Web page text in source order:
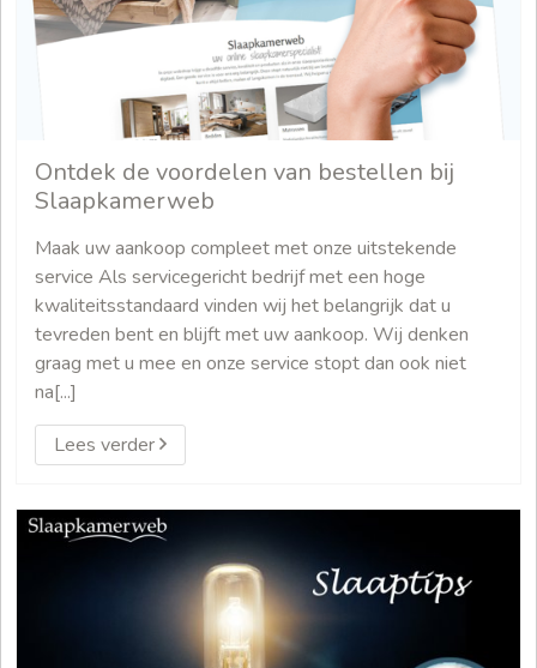
Ontdek de voordelen van bestellen bij
Slaapkamerweb
Maak uw aankoop compleet met onze uitstekende
service Als servicegericht bedrijf met een hoge
kwaliteitsstandaard vinden wij het belangrijk dat u
tevreden bent en blijft met uw aankoop. Wij denken
graag met u mee en onze service stopt dan ook niet
na[...]
Lees verder